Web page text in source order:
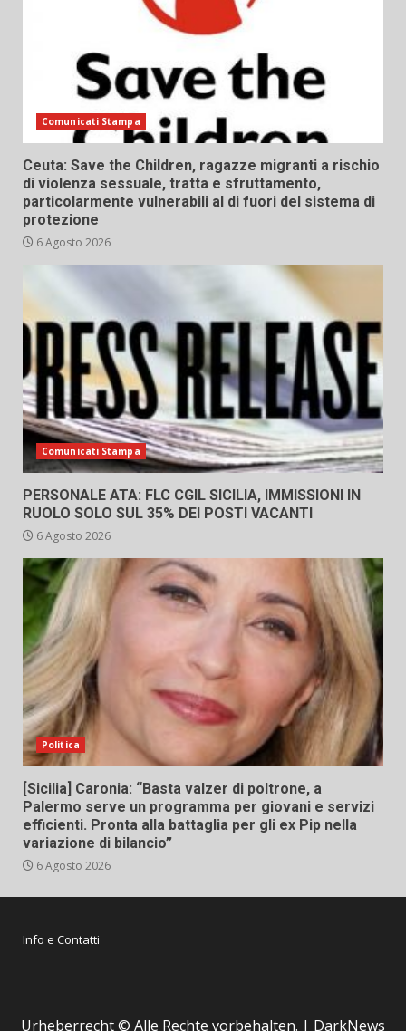
Comunicati Stampa
Ceuta: Save the Children, ragazze migranti a rischio
di violenza sessuale, tratta e sfruttamento,
particolarmente vulnerabili al di fuori del sistema di
protezione
6 Agosto 2026
Comunicati Stampa
PERSONALE ATA: FLC CGIL SICILIA, IMMISSIONI IN
RUOLO SOLO SUL 35% DEI POSTI VACANTI
6 Agosto 2026
Politica
[Sicilia] Caronia: “Basta valzer di poltrone, a
Palermo serve un programma per giovani e servizi
efficienti. Pronta alla battaglia per gli ex Pip nella
variazione di bilancio”
6 Agosto 2026
Info e Contatti
Urheberrecht © Alle Rechte vorbehalten. | DarkNews